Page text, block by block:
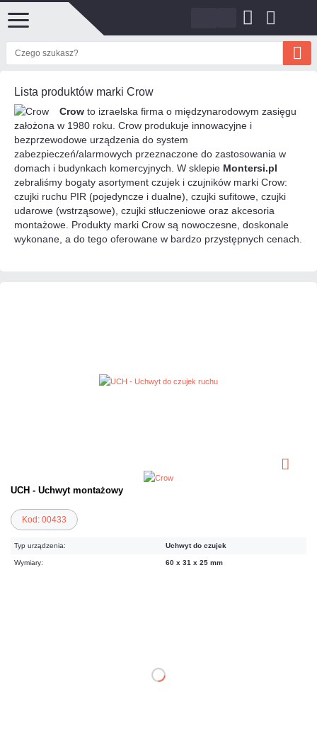
Lista produktów marki Crow
Crow to izraelska firma o międzynarodowym zasięgu
założona w 1980 roku. Crow produkuje innowacyjne i
bezprzewodowe urządzenia do system
zabezpieczeń/alarmowych przeznaczone do zastosowania w
domach i budynkach komercyjnych. W sklepie Montersi.pl
zebraliśmy bogaty asortyment czujek i czujników marki Crow:
czujki ruchu PIR (pojedyncze i dualne), czujki sufitowe, czujki
udarowe (wstrząsowe), czujki stłuczeniowe oraz akcesoria
montażowe. Produkty marki Crow są nowoczesne, doskonale
wykonane, a do tego oferowane w bardzo przystępnych cenach.
UCH - Uchwyt montażowy
Kod: 00433
Typ urządzenia: Uchwyt do czujek
Wymiary: 60 x 31 x 25 mm
DO KOSZYKA